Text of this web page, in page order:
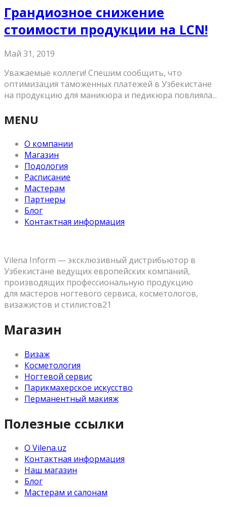
Грандиозное снижение
стоимости продукции на LCN!
Май 31, 2019
Уважаемые коллеги! Спешим сообщить, что
оптимизация таможенных платежей в Узбекистане
на продукцию для маникюра и педикюра повлияла...
MENU
О компании
Магазин
Подология
Расписание
Мастерам
Партнеры
Блог
Контактная информация
Vilena Inform — эксклюзивный дистрибьютор в
Узбекистане ведущих европейских компаний,
производящих профессиональную продукцию
для мастеров ногтевого сервиса, косметологов,
визажистов и стилистов21
Магазин
Визаж
Косметология
Ногтевой сервис
Парикмахерское искусство
Перманентный макияж
Полезные ссылки
О Vilena.uz
Контактная информация
Наш магазин
Блог
Мастерам и салонам